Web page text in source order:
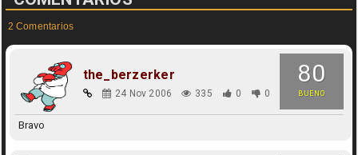
2 Comentarios
80
BUENO
the_berzerker
24 Nov 2006 335 0 0
Bravo